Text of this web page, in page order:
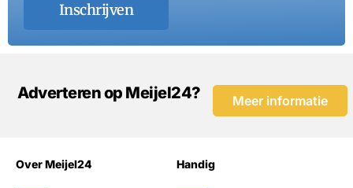
Inschrijven
Adverteren op Meijel24? Meer informatie
Over Meijel24 Handig